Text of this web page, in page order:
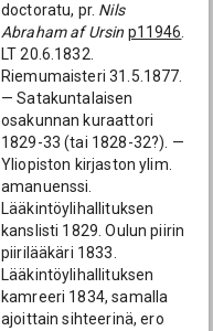
doctoratu, pr. Nils
Abraham af Ursin p11946
LT 20.6.1832.
Riemumaisteri 31.5.1877.
— Satakuntalaisen
osakunnan kuraattori
1829-33 (tai 1828-32?). —
Yliopiston kirjaston ylim.
amanuenssi.
Lääkintöylihallituksen
kanslisti 1829. Oulun piirin
piirilääkäri 1833.
Lääkintöylihallituksen
kamreeri 1834, samalla
ajoittain sihteerinä, ero